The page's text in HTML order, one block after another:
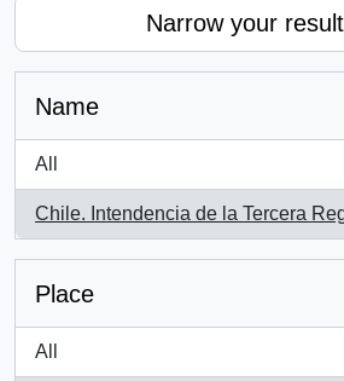
Narrow your
Name
All
Chile. Intendencia de la Tercera
, 1 results
Place
All